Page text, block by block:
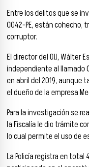
Entre los delitos que se
0042-PE, están cohecho,
corruptor.
El director del OIJ, Wálter
independiente al llamado
en abril del 2019, aunque
el dueño de la empresa
Para la investigación se
la Fiscalía le dio trámite
lo cual permite el uso de
La Policía registra en